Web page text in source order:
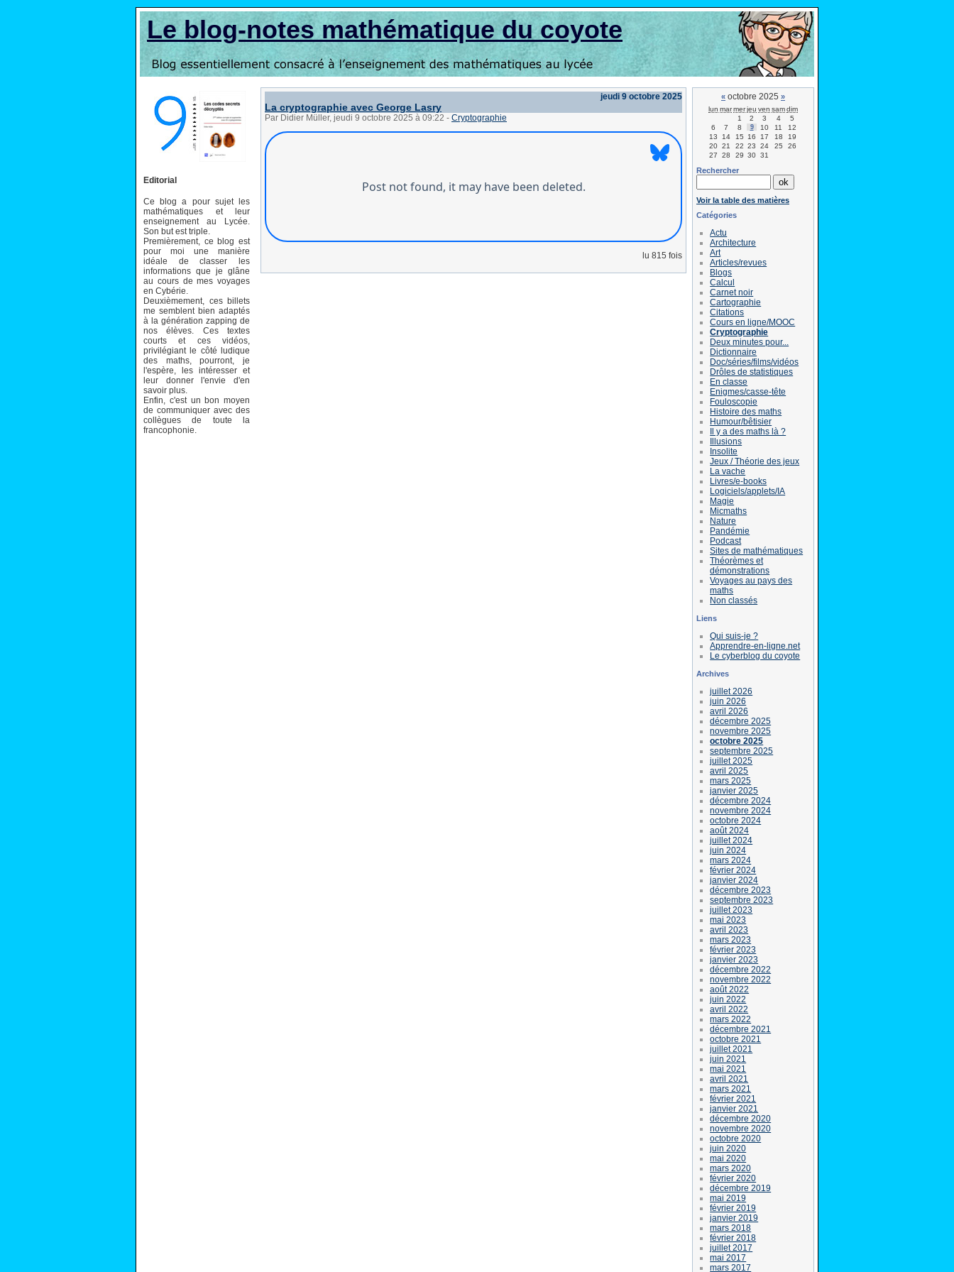
Le blog-notes mathématique du coyote
Editorial
Ce blog a pour sujet les
mathématiques et leur
enseignement au Lycée.
Son but est triple.
Premièrement, ce blog est
pour moi une manière
idéale de classer les
informations que je glâne
au cours de mes voyages
en Cybérie.
Deuxièmement, ces billets
me semblent bien adaptés
à la génération zapping de
nos élèves. Ces textes
courts et ces vidéos,
privilégiant le côté ludique
des maths, pourront, je
l'espère, les intéresser et
leur donner l'envie d'en
savoir plus.
Enfin, c'est un bon moyen
de communiquer avec des
collègues de toute la
francophonie.
jeudi 9 octobre 2025
La cryptographie avec George Lasry
Par Didier Müller, jeudi 9 octobre 2025 à 09:22 - Cryptographie
lu 815 fois
« octobre 2025 »
lun marmerjeu ven samdim
1
2 3 4
5
6
7 8 9 10 11
12
13
14 15 16 17 18
19
20 21 22 23 24 25
26
27
28 29 30 31
Rechercher
Voir la table des matières
Catégories
Actu
Architecture
Art
Articles/revues
Blogs
Calcul
Carnet noir
Cartographie
Citations
Cours en ligne/MOOC
Cryptographie
Deux minutes pour...
Dictionnaire
Doc/séries/films/vidéos
Drôles de statistiques
En classe
Enigmes/casse-tête
Fouloscopie
Histoire des maths
Humour/bêtisier
Il y a des maths là ?
Illusions
Insolite
Jeux / Théorie des jeux
La vache
Livres/e-books
Logiciels/applets/IA
Magie
Micmaths
Nature
Pandémie
Podcast
Sites de mathématiques
Théorèmes et
démonstrations
Voyages au pays des
maths
Non classés
Liens
Qui suis-je ?
Apprendre-en-ligne.net
Le cyberblog du coyote
Archives
juillet 2026
juin 2026
avril 2026
décembre 2025
novembre 2025
octobre 2025
septembre 2025
juillet 2025
avril 2025
mars 2025
janvier 2025
décembre 2024
novembre 2024
octobre 2024
août 2024
juillet 2024
juin 2024
mars 2024
février 2024
janvier 2024
décembre 2023
septembre 2023
juillet 2023
mai 2023
avril 2023
mars 2023
février 2023
janvier 2023
décembre 2022
novembre 2022
août 2022
juin 2022
avril 2022
mars 2022
décembre 2021
octobre 2021
juillet 2021
juin 2021
mai 2021
avril 2021
mars 2021
février 2021
janvier 2021
décembre 2020
novembre 2020
octobre 2020
juin 2020
mai 2020
mars 2020
février 2020
décembre 2019
mai 2019
février 2019
janvier 2019
mars 2018
février 2018
juillet 2017
mai 2017
mars 2017